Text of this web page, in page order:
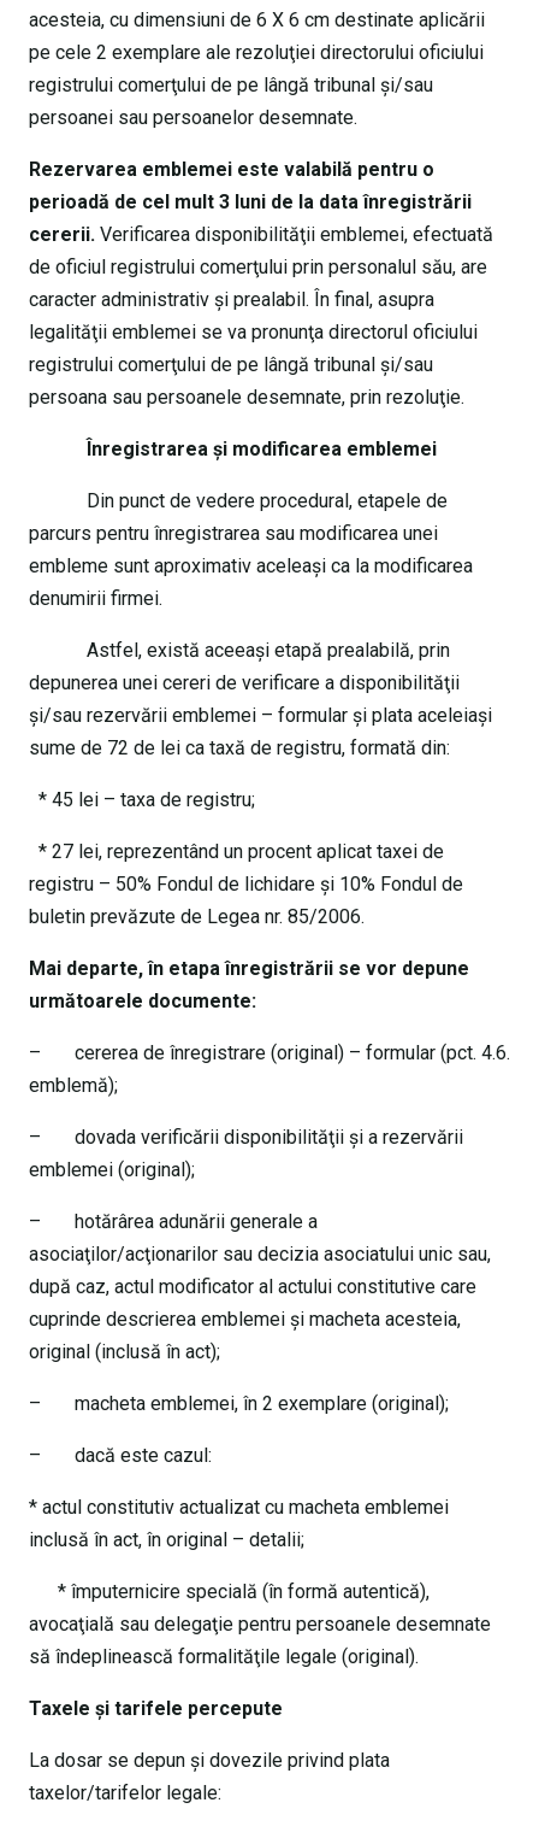
acesteia, cu dimensiuni de 6 X 6 cm destinate aplicării
pe cele 2 exemplare ale rezoluţiei directorului oficiului
registrului comerţului de pe lângă tribunal şi/sau
persoanei sau persoanelor desemnate.
Rezervarea emblemei este valabilă pentru o
perioadă de cel mult 3 luni de la data înregistrării
cererii. Verificarea disponibilităţii emblemei, efectuată
de oficiul registrului comerţului prin personalul său, are
caracter administrativ şi prealabil. În final, asupra
legalităţii emblemei se va pronunţa directorul oficiului
registrului comerţului de pe lângă tribunal şi/sau
persoana sau persoanele desemnate, prin rezoluţie.
Înregistrarea şi modificarea emblemei
Din punct de vedere procedural, etapele de
parcurs pentru înregistrarea sau modificarea unei
embleme sunt aproximativ aceleaşi ca la modificarea
denumirii firmei.
Astfel, există aceeaşi etapă prealabilă, prin
depunerea unei cereri de verificare a disponibilităţii
şi/sau rezervării emblemei – formular şi plata aceleiaşi
sume de 72 de lei ca taxă de registru, formată din:
* 45 lei – taxa de registru;
* 27 lei, reprezentând un procent aplicat taxei de
registru – 50% Fondul de lichidare şi 10% Fondul de
buletin prevăzute de Legea nr. 85/2006.
Mai departe, în etapa înregistrării se vor depune
următoarele documente:
– cererea de înregistrare (original) – formular (pct. 4.6.
emblemă);
– dovada verificării disponibilităţii şi a rezervării
emblemei (original);
– hotărârea adunării generale a
asociaţilor/acţionarilor sau decizia asociatului unic sau,
după caz, actul modificator al actului constitutive care
cuprinde descrierea emblemei şi macheta acesteia,
original (inclusă în act);
– macheta emblemei, în 2 exemplare (original);
– dacă este cazul:
* actul constitutiv actualizat cu macheta emblemei
inclusă în act, în original – detalii;
* împuternicire specială (în formă autentică),
avocaţială sau delegaţie pentru persoanele desemnate
să îndeplinească formalităţile legale (original).
Taxele şi tarifele percepute
La dosar se depun şi dovezile privind plata
taxelor/tarifelor legale: